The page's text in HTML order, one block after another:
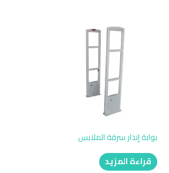
بوابة إنذار سرقة الملابس
قراءة المزيد